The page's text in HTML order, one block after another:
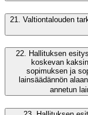
21. Valtiontalouden
22. Hallituksen
koskevan
sopimuksen ja
lainsäädännön
annetun